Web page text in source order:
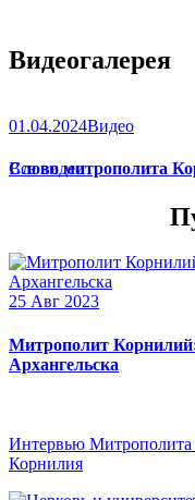
Видеогалерея
01.04.2024Видео
Слово митрополита
Все видео
25 Авг 2023
Митрополит
Архангельска
Интервью Митрополита
Корнилия